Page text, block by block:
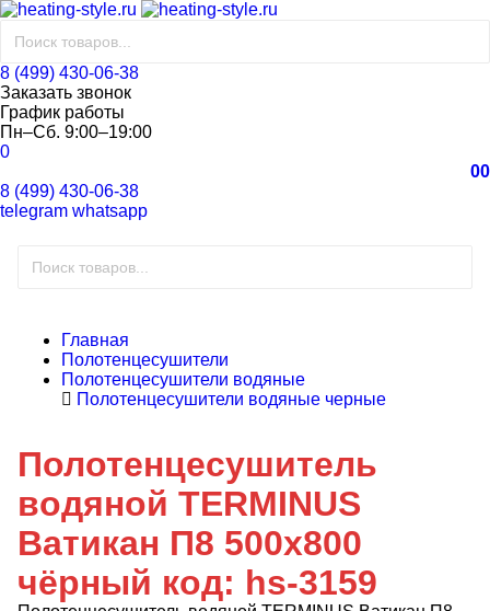
8 (499) 430-06-38
Заказать звонок
График работы
Пн–Сб. 9:00–19:00
0
00
8 (499) 430-06-38
telegram whatsapp
Главная
Полотенцесушители
Полотенцесушители водяные
Полотенцесушители водяные черные
Полотенцесушитель
водяной TERMINUS
Ватикан П8 500х800
чёрный код: hs-3159